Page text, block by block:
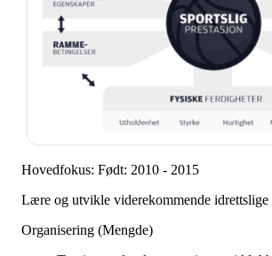
Hovedfokus: Født: 2010 - 2015
Lære og utvikle viderekommende idrettslige
Organisering (Mengde)